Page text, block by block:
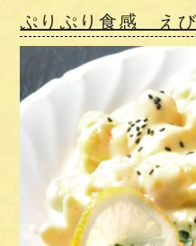
ぷりぷり食感 えび